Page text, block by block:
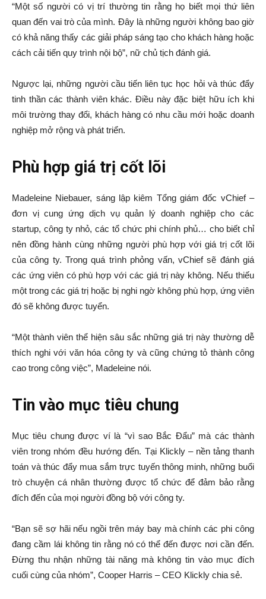
“Một số người có vị trí thường tin rằng họ biết mọi thứ liên
quan đến vai trò của mình. Đây là những người không bao giờ
có khả năng thấy các giải pháp sáng tạo cho khách hàng hoặc
cách cải tiến quy trình nội bộ”, nữ chủ tịch đánh giá.
Ngược lại, những người cầu tiến liên tục học hỏi và thúc đẩy
tinh thần các thành viên khác. Điều này đặc biệt hữu ích khi
môi trường thay đổi, khách hàng có nhu cầu mới hoặc doanh
nghiệp mở rộng và phát triển.
Phù hợp giá trị cốt lõi
Madeleine Niebauer, sáng lập kiêm Tổng giám đốc vChief –
đơn vị cung ứng dịch vụ quản lý doanh nghiệp cho các
startup, công ty nhỏ, các tổ chức phi chính phủ… cho biết chỉ
nên đồng hành cùng những người phù hợp với giá trị cốt lõi
của công ty. Trong quá trình phỏng vấn, vChief sẽ đánh giá
các ứng viên có phù hợp với các giá trị này không. Nếu thiếu
một trong các giá trị hoặc bị nghi ngờ không phù hợp, ứng viên
đó sẽ không được tuyển.
“Một thành viên thể hiện sâu sắc những giá trị này thường dễ
thích nghi với văn hóa công ty và cũng chứng tỏ thành công
cao trong công việc”, Madeleine nói.
Tin vào mục tiêu chung
Mục tiêu chung được ví là “vì sao Bắc Đẩu” mà các thành
viên trong nhóm đều hướng đến. Tại Klickly – nền tảng thanh
toán và thúc đẩy mua sắm trực tuyến thông minh, những buổi
trò chuyện cá nhân thường được tổ chức để đảm bảo rằng
đích đến của mọi người đồng bộ với công ty.
“Bạn sẽ sợ hãi nếu ngồi trên máy bay mà chính các phi công
đang cầm lái không tin rằng nó có thể đến được nơi cần đến.
Đừng thu nhận những tài năng mà không tin vào mục đích
cuối cùng của nhóm”, Cooper Harris – CEO Klickly chia sẻ.